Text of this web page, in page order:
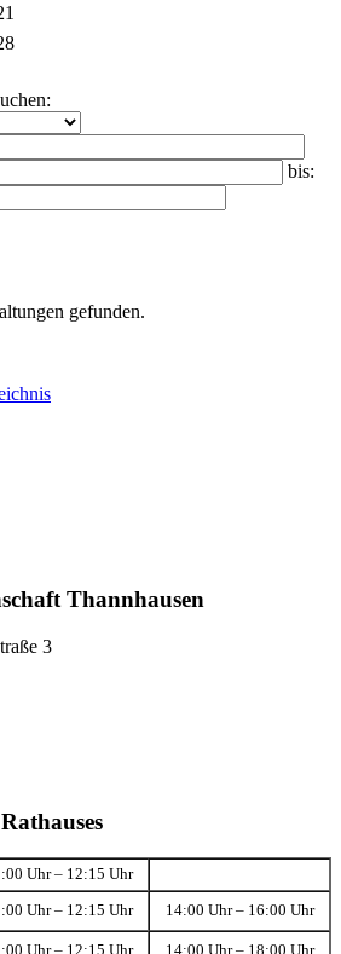
bis:
gefunden.
Thannhausen
3
Uhr – 12:15 Uhr
Uhr – 12:15 Uhr 14:00 Uhr – 16:00 Uhr